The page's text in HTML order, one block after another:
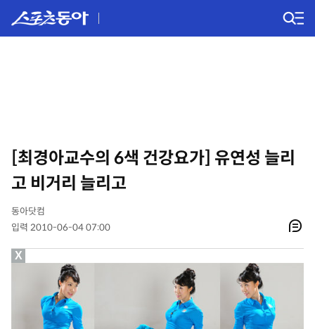
[최경아교수의 6색 건강요가] 유연성 늘리
고 비거리 늘리고
동아닷컴
입력 2010-06-04 07:00
X